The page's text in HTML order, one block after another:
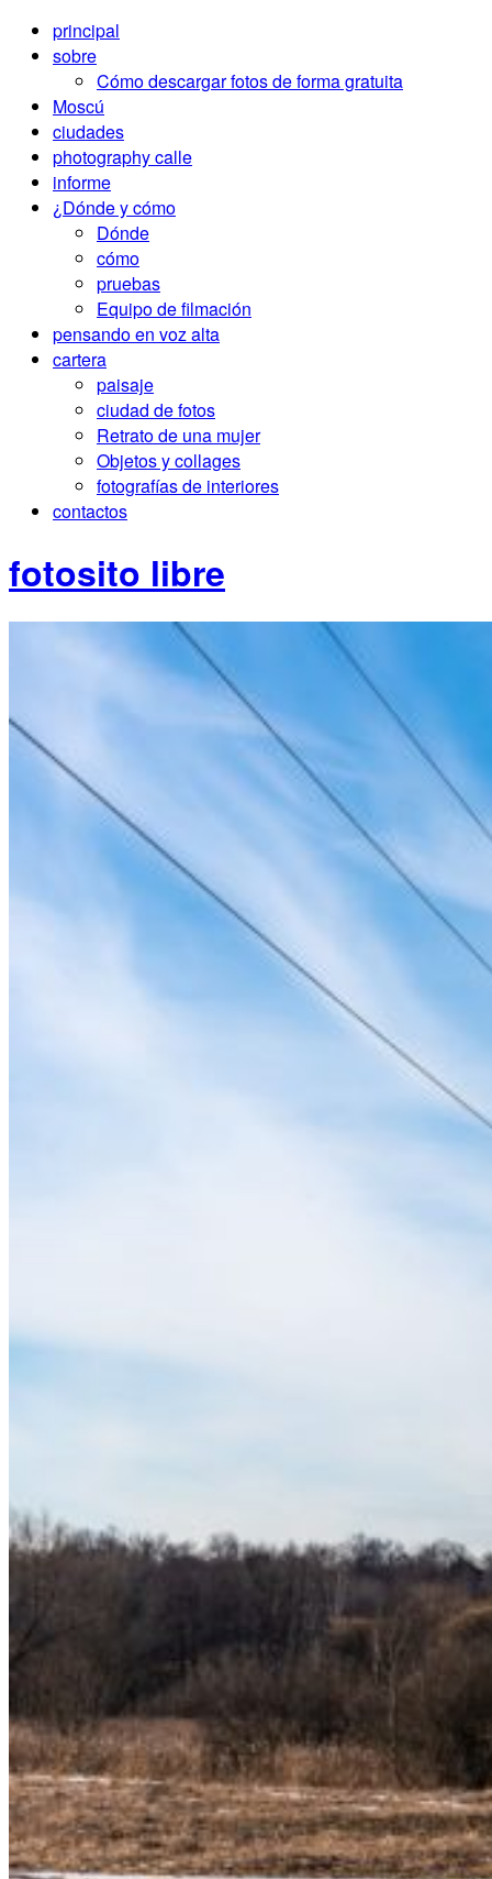
principal
sobre
Cómo descargar fotos de forma gratuita
Moscú
ciudades
photography calle
informe
¿Dónde y cómo
Dónde
cómo
pruebas
Equipo de filmación
pensando en voz alta
cartera
paisaje
ciudad de fotos
Retrato de una mujer
Objetos y collages
fotografías de interiores
contactos
fotosito libre